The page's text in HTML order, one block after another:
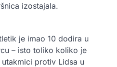
izostajala.
je imao 10 dodira u
– isto toliko koliko je
protiv Lidsa u